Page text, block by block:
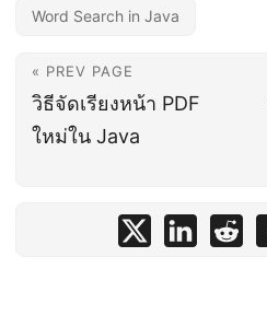
Word Search in Java
« PREV PAGE
วิธีจัดเรียงหน้า PDF
ใหม่ใน Java